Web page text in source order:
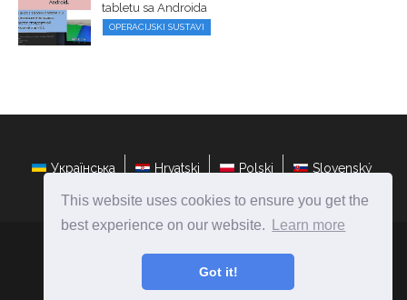
This website uses cookies to ensure you get the
best experience on our website.
Learn more
Got it!
tabletu sa Androida
OPERACIJSKI SUSTAVI
Українська Hrvatski Polski Slovenský
hr.ateasyday.com Ⓒ2026
Popravite i konfigurirajte računala vlastitim rukama!